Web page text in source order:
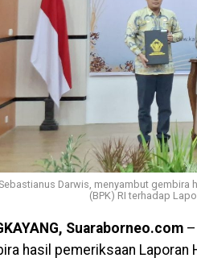
Darwis, menyambut gembira
(BPK) RI terhadap
Suaraborneo.com
hasil pemeriksaan Laporan